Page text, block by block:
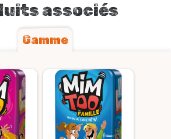
associés
Gamme